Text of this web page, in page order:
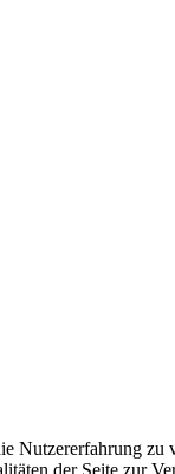
Nutzererfahrung zu
der Seite zur